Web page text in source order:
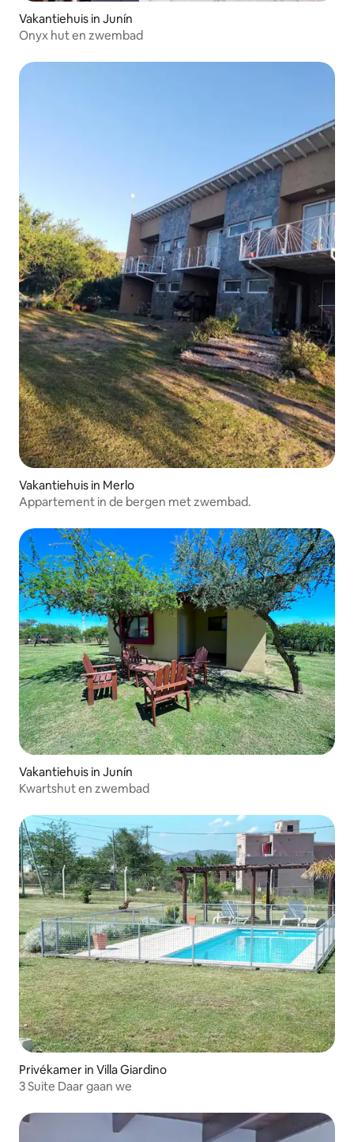
Vakantiehuis in Junín
Onyx hut en zwembad
Vakantiehuis in Merlo
Appartement in de bergen met zwembad.
Vakantiehuis in Junín
Kwartshut en zwembad
Privékamer in Villa Giardino
3 Suite Daar gaan we